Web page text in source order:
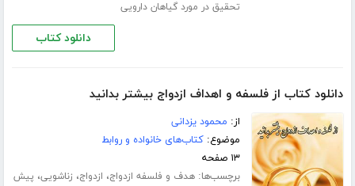
تحقیق در مورد گیاهان دارویی
دانلود کتاب
دانلود کتاب از فلسفه و اهداف ازدواج بیشتر بدانید
از: محمود یزدانی
موضوع:کتاب‌های خانواده و روابط
۱۳ صفحه
برچسب‌ها:هدف و فلسفه ازدواج، ازدواج، زناشویی، پیش